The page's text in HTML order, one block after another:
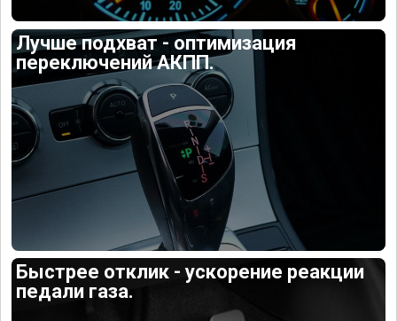
Лучше подхват - оптимизация
переключений АКПП.
Быстрее отклик - ускорение реакции
педали газа.